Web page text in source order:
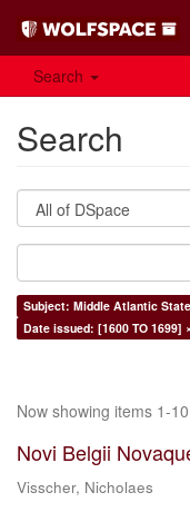
Search
Search
Subject: Middle Atlantic
Date issued: [1600 TO 1699] ×
Now showing items 1-
Novi Belgii
Visscher, Nicholaes